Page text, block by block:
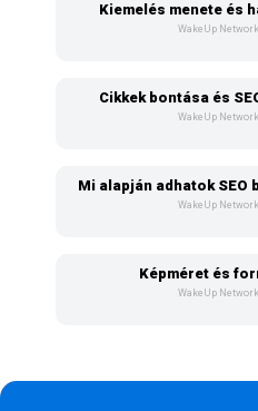
Kiemelés menete és
WakeUp Network
Cikkek bontása és
WakeUp Network
Mi alapján adhatok SEO
WakeUp Network
Képméret és
WakeUp Network